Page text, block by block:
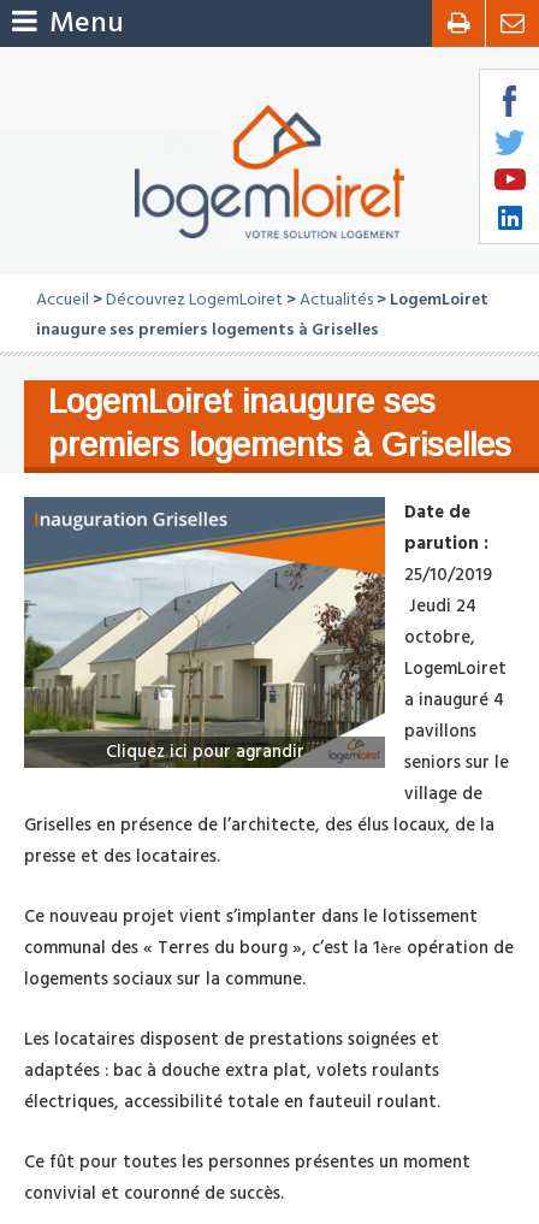
Menu
Accueil >Découvrez LogemLoiret >Actualités > LogemLoiret
inaugure ses premiers logements à Griselles
LogemLoiret inaugure ses
premiers logements à Griselles
Cliquez ici pour agrandir
Date de
parution :
25/10/2019
Jeudi 24
octobre,
LogemLoiret
a inauguré 4
pavillons
seniors sur le
village de
Griselles en présence de l’architecte, des élus locaux, de la
presse et des locataires.
Ce nouveau projet vient s’implanter dans le lotissement
communal des « Terres du bourg », c’est la 1ère opération de
logements sociaux sur la commune.
Les locataires disposent de prestations soignées et
adaptées : bac à douche extra plat, volets roulants
électriques, accessibilité totale en fauteuil roulant.
Ce fût pour toutes les personnes présentes un moment
convivial et couronné de succès.